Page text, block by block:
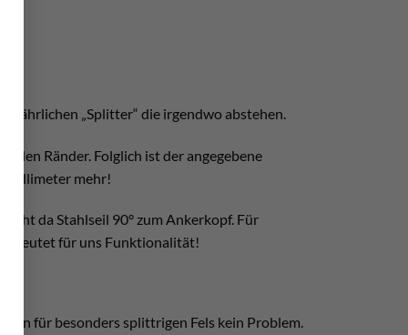
„Splitter“ die irgendwo abstehen.
Ränder. Folglich ist der angegebene
Millimeter mehr!
da Stahlseil 90° zum Ankerkopf. Für
für uns Funktionalität!
für besonders splittrigen Fels kein Problem.